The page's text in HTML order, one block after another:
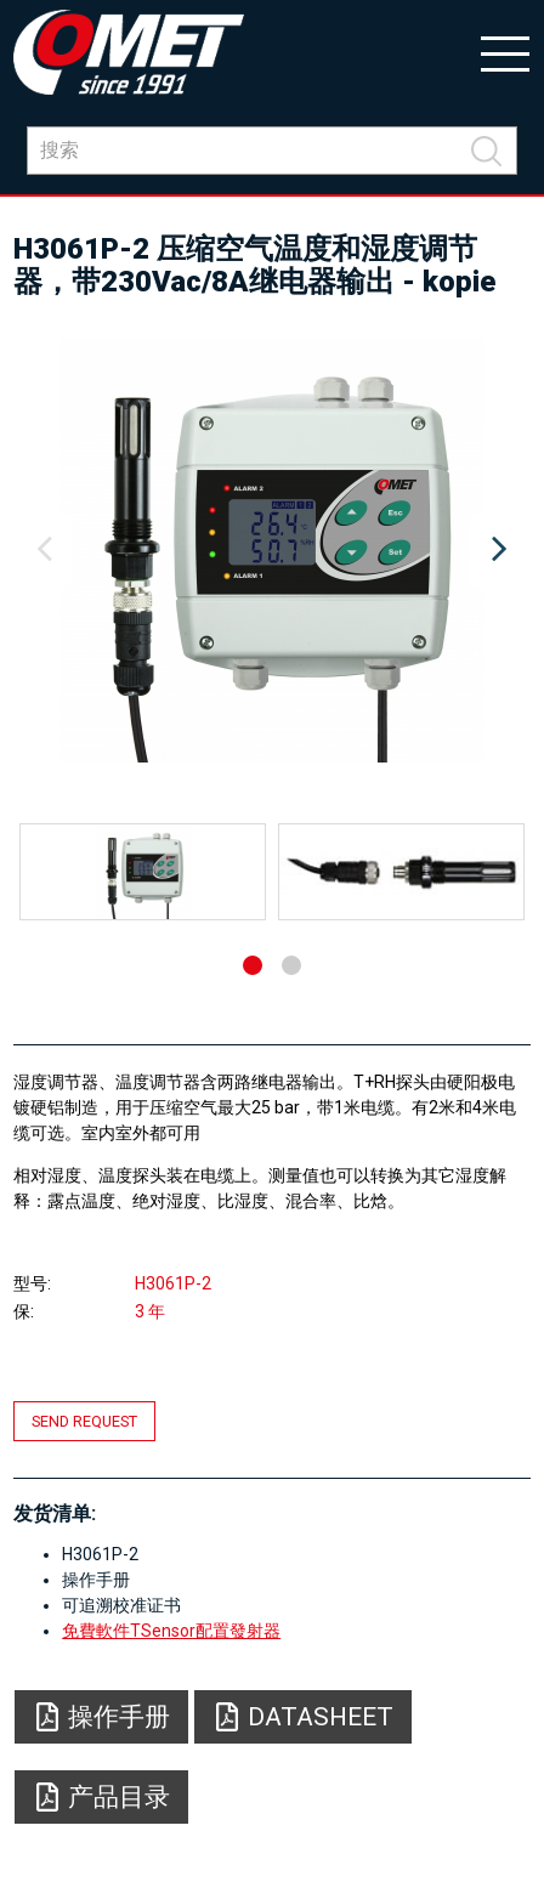
H3061P-2 压缩空气温度和湿度调节
器，带230Vac/8A继电器输出 - kopie
湿度调节器、温度调节器含两路继电器输出。T+RH探头由硬阳极电
镀硬铝制造，用于压缩空气最大25 bar，带1米电缆。有2米和4米电
缆可选。室内室外都可用
相对湿度、温度探头装在电缆上。测量值也可以转换为其它湿度解
释：露点温度、绝对湿度、比湿度、混合率、比焓。
型号
H3061P-2
保
3 年
SEND REQUEST
发货清单:
H3061P-2
操作手册
可追溯校准证书
免費軟件TSensor配置發射器
操作手册 DATASHEET
产品目录